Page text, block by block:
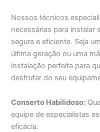
Nossos técnicos
necessárias para instalar
segura e eficiente. Seja
última geração ou uma
instalação perfeita para
desfrutar do seu
Conserto Habilidoso:
equipe de especialistas
eficácia.